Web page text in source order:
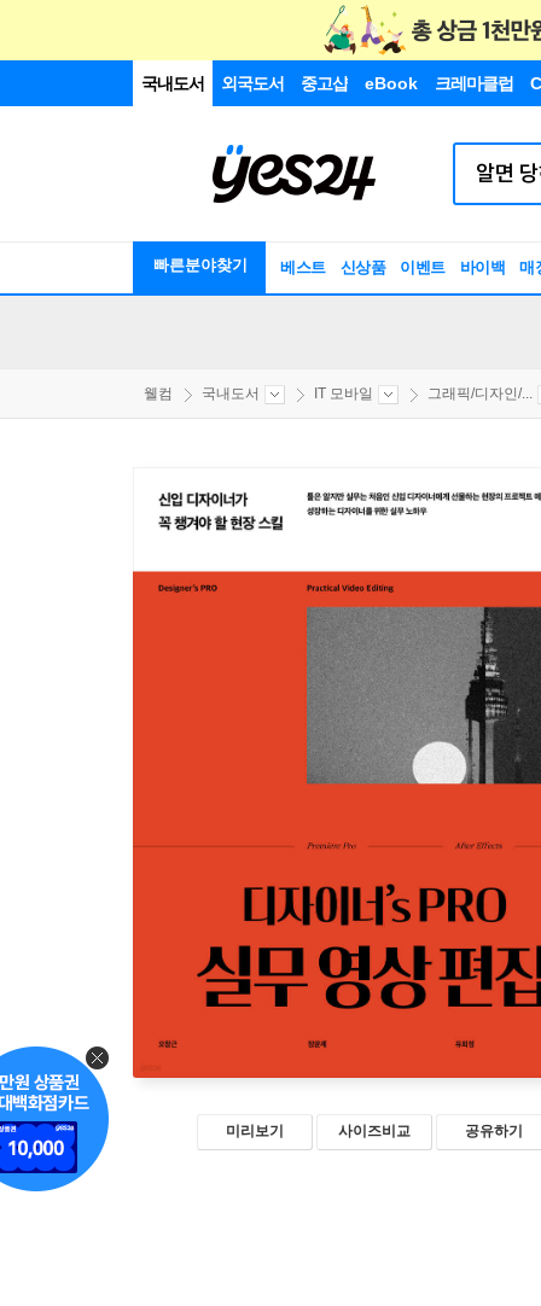
국내도서 외국도서 중고샵 eBook 크레마클럽
빠른분야찾기 베스트 신상품 이벤트 바이백 매
웰컴 국내도서 IT 모바일 그래픽/디자인/...
미리보기 사이즈비교 공유하기